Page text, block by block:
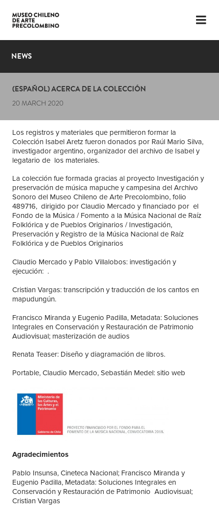
LANGUAGE
PLAN YOUR VISIT
EXHIBITIONS
THE MUSEUM
NEWS
LATEST VIDEOS
NEWS
(ESPAÑOL) ACERCA DE LA COLECCIÓN
20 MARCH 2020
Los registros y materiales que permitieron formar la
Colección Isabel Aretz fueron donados por Raúl Mario Silva,
investigador argentino, organizador del archivo de Isabel y
legatario de los materiales.
La colección fue formada gracias al proyecto Investigación y
preservación de música mapuche y campesina del Archivo
Sonoro del Museo Chileno de Arte Precolombino, folio
489716, dirigido por Claudio Mercado y financiado por el
Fondo de la Música / Fomento a la Música Nacional de Raíz
Folklórica y de Pueblos Originarios / Investigación,
Preservación y Registro de la Música Nacional de Raíz
Folklórica y de Pueblos Originarios
Claudio Mercado y Pablo Villalobos: investigación y
ejecución: .
Cristian Vargas: transcripción y traducción de los cantos en
mapudungún.
Francisco Miranda y Eugenio Padilla, Metadata: Soluciones
Integrales en Conservación y Restauración de Patrimonio
Audiovisual; masterización de audios
Renata Teaser: Diseño y diagramación de libros.
Portable, Claudio Mercado, Sebastián Medel: sitio web
Agradecimientos
Pablo Insunsa, Cineteca Nacional; Francisco Miranda y
Eugenio Padilla, Metadata: Soluciones Integrales en
Conservación y Restauración de Patrimonio Audiovisual;
Cristian Vargas